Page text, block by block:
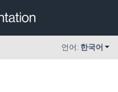
언어: 한국어